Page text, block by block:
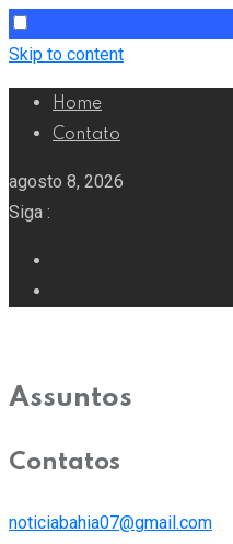
Skip to content
Home
Contato
agosto 8, 2026
Siga :
Assuntos
Contatos
noticiabahia07@gmail.com